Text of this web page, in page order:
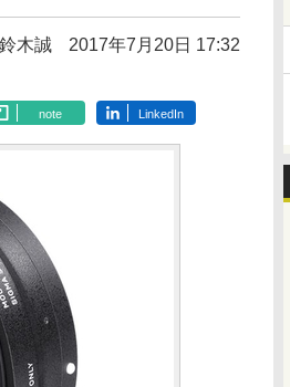
木誠 2017年7月20日 17:32
note LinkedIn